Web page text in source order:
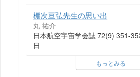
棚次亘弘先生の思い出
丸 祐介
日本航空宇宙学会誌 72(9) 351-
日
もっとみる